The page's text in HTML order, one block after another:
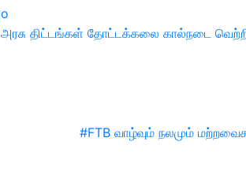
அரசு திட்டங்கள் தோட்டக்கலை கால்நடை
#FTB வாழ்வும் நலமும்